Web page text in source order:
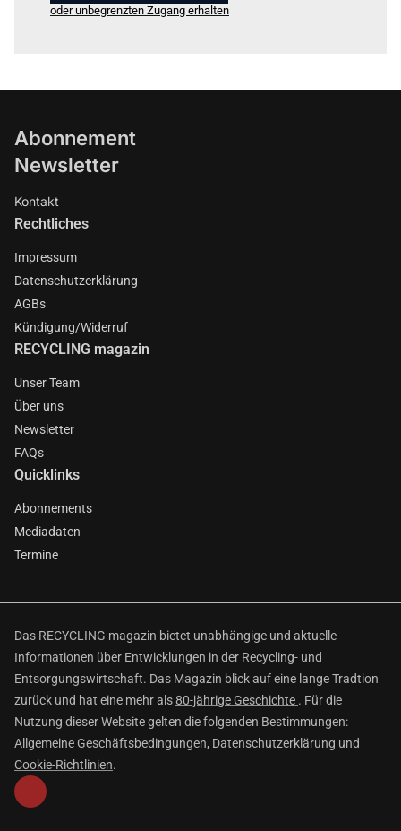
oder unbegrenzten Zugang erhalten
Abonnement
Newsletter
Kontakt
Rechtliches
Impressum
Datenschutzerklärung
AGBs
Kündigung/Widerruf
RECYCLING magazin
Unser Team
Über uns
Newsletter
FAQs
Quicklinks
Abonnements
Mediadaten
Termine
Das RECYCLING magazin bietet unabhängige und aktuelle
Informationen über Entwicklungen in der Recycling- und
Entsorgungswirtschaft. Das Magazin blick auf eine lange Tradtion
zurück und hat eine mehr als80-jährige Geschichte . Für die
Nutzung dieser Website gelten die folgenden Bestimmungen:
Allgemeine Geschäftsbedingungen, Datenschutzerklärung und
Cookie-Richtlinien.